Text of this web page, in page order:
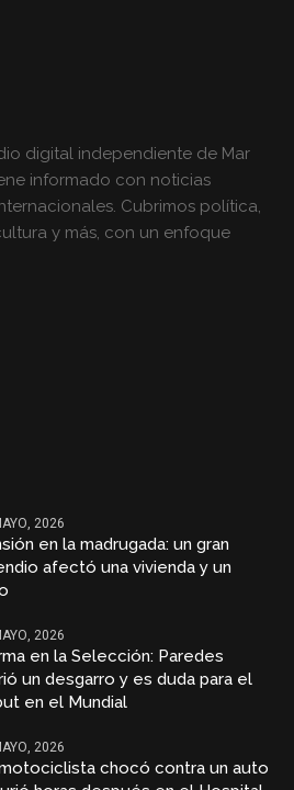
digital independiente de Mar
informado con noticias
Cubrimos política,
y más, con un enfoque
2026
en la madrugada: un gran
afectó una vivienda y un
2026
en la Selección: Paredes
un desgarro y es duda para el
en el Mundial
2026
chocó contra un auto